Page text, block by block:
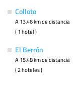
Colloto
A 13.46 km de distancia
( 1 hotel )
El Berrón
A 15.48 km de distancia
( 2 hoteles )